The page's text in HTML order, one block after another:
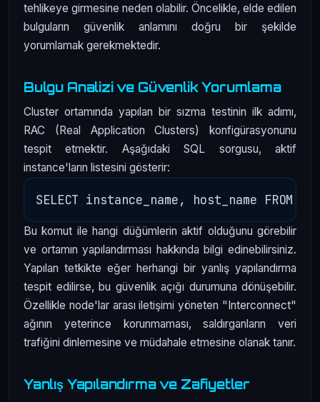
tehlikeye girmesine neden olabilir. Öncelikle, elde edilen
bulguların güvenlik anlamını doğru bir şekilde
yorumlamak gerekmektedir.
Bulgu Analizi ve Güvenlik Yorumlama
Cluster ortamında yapılan bir sızma testinin ilk adımı,
RAC (Real Application Clusters) konfigürasyonunu
tespit etmektir. Aşağıdaki SQL sorgusu, aktif
instance'ların listesini gösterir:
Bu komut ile hangi düğümlerin aktif olduğunu görebilir
ve ortamın yapılandırması hakkında bilgi edinebilirsiniz.
Yapılan tetkikte eğer herhangi bir yanlış yapılandırma
tespit edilirse, bu güvenlik açığı durumuna dönüşebilir.
Özellikle node'lar arası iletişimi yöneten "Interconnect"
ağının yeterince korunmaması, saldırganların veri
trafiğini dinlemesine ve müdahale etmesine olanak tanır.
Yanlış Yapılandırma ve Zafiyetler